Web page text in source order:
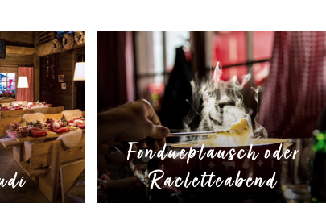
Fondueplausch oder
Racletteabend